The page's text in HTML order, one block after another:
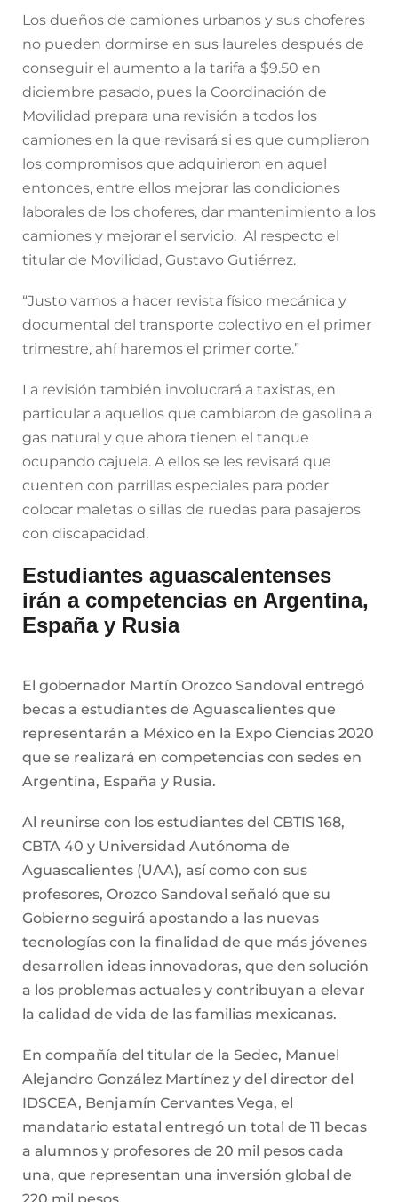
Los dueños de camiones urbanos y sus choferes
no pueden dormirse en sus laureles después de
conseguir el aumento a la tarifa a $9.50 en
diciembre pasado, pues la Coordinación de
Movilidad prepara una revisión a todos los
camiones en la que revisará si es que cumplieron
los compromisos que adquirieron en aquel
entonces, entre ellos mejorar las condiciones
laborales de los choferes, dar mantenimiento a los
camiones y mejorar el servicio. Al respecto el
titular de Movilidad, Gustavo Gutiérrez.
“Justo vamos a hacer revista físico mecánica y
documental del transporte colectivo en el primer
trimestre, ahí haremos el primer corte.”
La revisión también involucrará a taxistas, en
particular a aquellos que cambiaron de gasolina a
gas natural y que ahora tienen el tanque
ocupando cajuela. A ellos se les revisará que
cuenten con parrillas especiales para poder
colocar maletas o sillas de ruedas para pasajeros
con discapacidad.
Estudiantes aguascalentenses
irán a competencias en Argentina,
España y Rusia
El gobernador Martín Orozco Sandoval entregó
becas a estudiantes de Aguascalientes que
representarán a México en la Expo Ciencias 2020
que se realizará en competencias con sedes en
Argentina, España y Rusia.
Al reunirse con los estudiantes del CBTIS 168,
CBTA 40 y Universidad Autónoma de
Aguascalientes (UAA), así como con sus
profesores, Orozco Sandoval señaló que su
Gobierno seguirá apostando a las nuevas
tecnologías con la finalidad de que más jóvenes
desarrollen ideas innovadoras, que den solución
a los problemas actuales y contribuyan a elevar
la calidad de vida de las familias mexicanas.
En compañía del titular de la Sedec, Manuel
Alejandro González Martínez y del director del
IDSCEA, Benjamín Cervantes Vega, el
mandatario estatal entregó un total de 11 becas
a alumnos y profesores de 20 mil pesos cada
una, que representan una inversión global de